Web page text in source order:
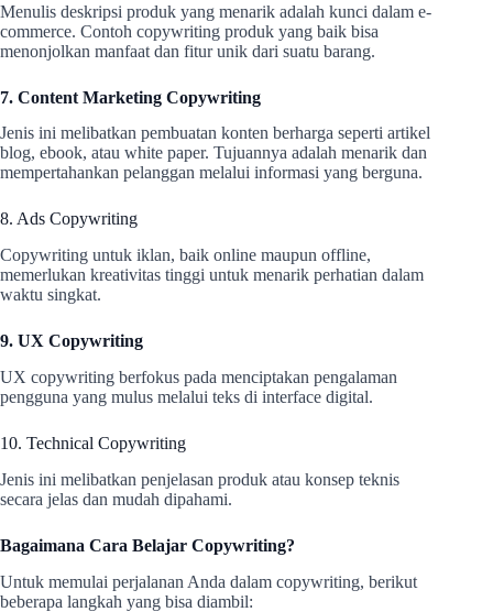
Menulis deskripsi produk yang menarik adalah kunci dalam e-
commerce. Contoh copywriting produk yang baik bisa
menonjolkan manfaat dan fitur unik dari suatu barang.
7. Content Marketing Copywriting
Jenis ini melibatkan pembuatan konten berharga seperti artikel
blog, ebook, atau white paper. Tujuannya adalah menarik dan
mempertahankan pelanggan melalui informasi yang berguna.
8. Ads Copywriting
Copywriting untuk iklan, baik online maupun offline,
memerlukan kreativitas tinggi untuk menarik perhatian dalam
waktu singkat.
9. UX Copywriting
UX copywriting berfokus pada menciptakan pengalaman
pengguna yang mulus melalui teks di interface digital.
10. Technical Copywriting
Jenis ini melibatkan penjelasan produk atau konsep teknis
secara jelas dan mudah dipahami.
Bagaimana Cara Belajar Copywriting?
Untuk memulai perjalanan Anda dalam copywriting, berikut
beberapa langkah yang bisa diambil: